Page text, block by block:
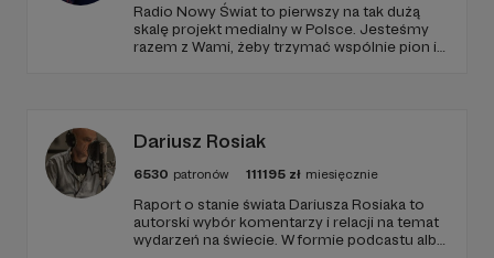
Do tej pory projekt finansowaliśmy głównie ze
pojawił się dzięki naszym gościom, którzy od
czasu do czasu dorzucają coś do skarbonki i
pytają, jak można nas wesprzeć online. Dzięki
Waszemu wsparciu chcemy ulepszać sprzęt,
organizować jeszcze lepsze wydarzenia,
zapraszać ciekawych artystów i efektywniej
Radio Nowy Świat to pierwszy na tak dużą
skalę projekt medialny w Polsce. Jesteśmy
razem z Wami, żeby trzymać wspólnie pion i
Dariusz Rosiak
6530 patronów 111195 zł miesięcznie
Raport o stanie świata Dariusza Rosiaka to
autorski wybór komentarzy i relacji na temat
wydarzeń na świecie. W formie podcastu albo